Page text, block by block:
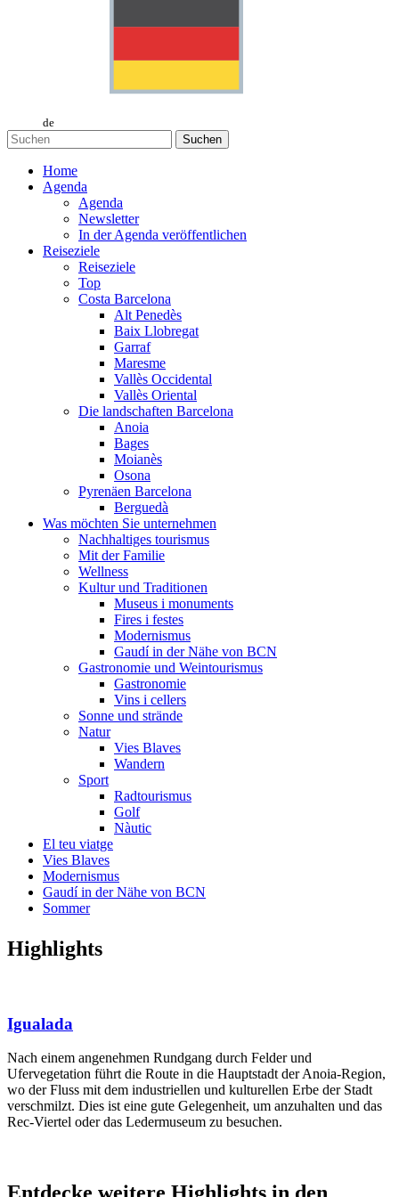
de
Suchen
Home
Agenda
Agenda
Newsletter
In der Agenda veröffentlichen
Reiseziele
Reiseziele
Top
Costa Barcelona
Alt Penedès
Baix Llobregat
Garraf
Maresme
Vallès Occidental
Vallès Oriental
Die landschaften Barcelona
Anoia
Bages
Moianès
Osona
Pyrenäen Barcelona
Berguedà
Was möchten Sie unternehmen
Nachhaltiges tourismus
Mit der Familie
Wellness
Kultur und Traditionen
Museus i monuments
Fires i festes
Modernismus
Gaudí in der Nähe von BCN
Gastronomie und Weintourismus
Gastronomie
Vins i cellers
Sonne und strände
Natur
Vies Blaves
Wandern
Sport
Radtourismus
Golf
Nàutic
El teu viatge
Vies Blaves
Modernismus
Gaudí in der Nähe von BCN
Sommer
Highlights
Igualada
Nach einem angenehmen Rundgang durch Felder und
Ufervegetation führt die Route in die Hauptstadt der Anoia-Region,
wo der Fluss mit dem industriellen und kulturellen Erbe der Stadt
verschmilzt. Dies ist eine gute Gelegenheit, um anzuhalten und das
Rec-Viertel oder das Ledermuseum zu besuchen.